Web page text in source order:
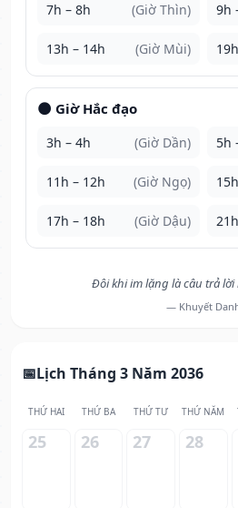
7h – 8h (Giờ Thìn) 9h
13h – 14h (Giờ Mùi)
🌑 Giờ Hắc đạo
3h – 4h (Giờ Dần) 5h
11h – 12h (Giờ Ngọ)
17h – 18h (Giờ Dậu)
Đôi khi im lặng là câu trả lời
— Khuyết
Lịch Tháng 3 Năm 2036
THỨ HAI THỨ BA THỨ TƯ THỨ NĂM
25 26 27 28